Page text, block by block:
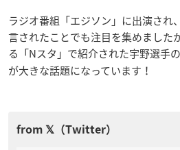
ラジオ番組「エジソン」に出演され
言されたことでも注目を集めましたが
る「Nスタ」で紹介された宇野選手の
が大きな話題になっています！